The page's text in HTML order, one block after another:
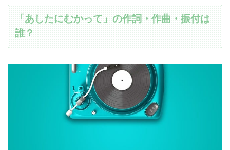
「あしたにむかって」の作詞・作曲・振付は
誰？